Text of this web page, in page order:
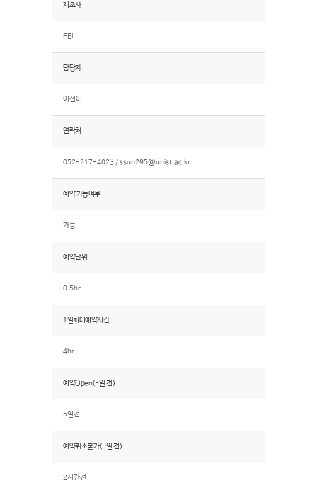
제조사
FEI
담당자
이선이
연락처
052-217-4023 /ssun295@unist.ac.kr
예약 가능여부
가능
예약단위
0.5hr
1일최대예약시간
4hr
예약Open(~일 전)
5일전
예약취소불가(~일 전)
2시간전